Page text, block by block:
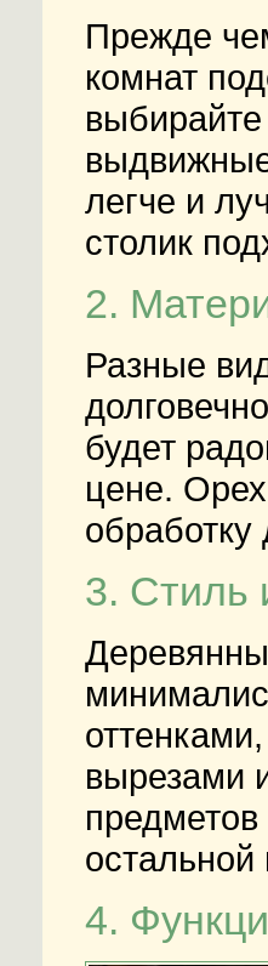
Прежде
комнат
легче и
столик
2.
Разные
будет
цене.
3. Стиль
вырезами
4.